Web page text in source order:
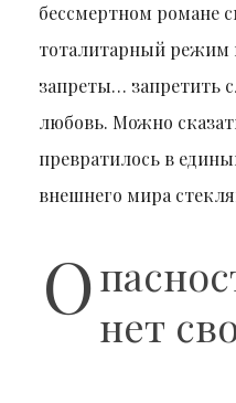
бессмертном романе
тоталитарный режим
запреты… запретить
любовь. Можно
превратилось в
внешнего мира
Онет